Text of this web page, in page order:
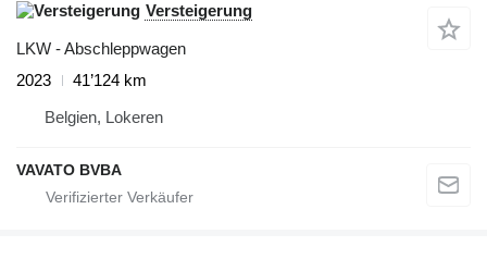
Versteigerung
LKW - Abschleppwagen
2023
41’124 km
Belgien, Lokeren
VAVATO BVBA